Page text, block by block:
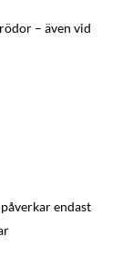
– även vid
endast